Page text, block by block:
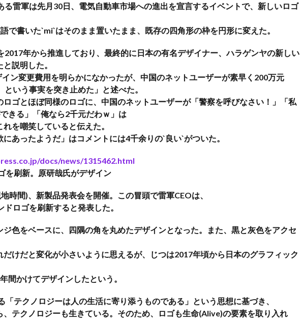
る雷軍は先月30日、電気自動車市場への進出を宣言するイベントで、新しいロゴ
で書いた`mi`はそのまま置いたまま、既存の四角形の枠を円形に変えた。
2017年から推進しており、最終的に日本の有名デザイナー、ハラゲンヤの新しい
説明した。
ン変更費用を明らかになかったが、中国のネットユーザーが素早く200万元
という事実を突き止めた」と述べた。
ロゴとほぼ同様のロゴに、中国のネットユーザーが「警察を呼びなさい！」「私
きる」「俺なら2千元だわｗ」は
を嘲笑していると伝えた。
あったようだ」はコメントには4千余りの`良い`がついた。
docs/news/1315462.html
を刷新。原研哉氏がデザイン
時間)、新製品発表会を開催。この冒頭で雷軍CEOは、
ロゴを刷新すると発表した。
色をベースに、四隅の角を丸めたデザインとなった。また、黒と灰色をアクセ
けだと変化が小さいように思えるが、じつは2017年頃から日本のグラフィック
間かけてデザインしたという。
テクノロジーは人の生活に寄り添うものである」という思想に基づき、
、テクノロジーも生きている。そのため、ロゴも生命(Alive)の要素を取り入れ